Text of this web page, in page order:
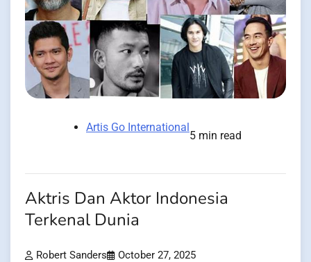
Artis Go International
5 min read
Aktris Dan Aktor Indonesia
Terkenal Dunia
Robert Sanders October 27, 2025